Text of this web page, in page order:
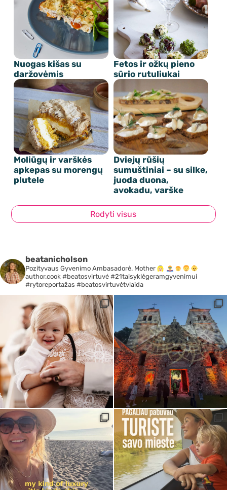
Nuogas kišas su
daržovėmis
Fetos ir ožkų pieno
sūrio rutuliukai
Moliūgų ir varškės
apkepas su morengų
plutele
Dviejų rūšių
sumuštiniai – su silke,
juoda duona,
avokadu, varške
Rodyti visus
beatanicholson
Pozityvaus Gyvenimo Ambasadorė. Mother
author.cook #beatosvirtuvė #21taisyklėgeramgyvenimui
#rytoreportažas #beatosvirtuvėtvlaida